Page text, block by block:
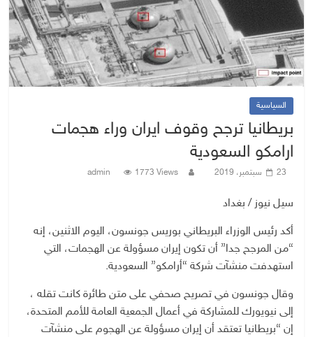
السياسية
بريطانيا ترجح وقوف ايران وراء هجمات
ارامكو السعودية
23 سبتمبر، 2019 admin 1773 Views
سيل نيوز / بغداد
أكد رئيس الوزراء البريطاني بوريس جونسون، اليوم الاثنين، إنه
“من المرجح جدا” أن تكون إيران مسؤولة عن الهجمات، التي
استهدفت منشآت شركة “أرامكو” السعودية.
وقال جونسون في تصريح صحفي على متن طائرة كانت تقله ،
إلى نيويورك للمشاركة في أعمال الجمعية العامة للأمم المتحدة،
إن “بريطانيا تعتقد أن إيران مسؤولة عن الهجوم على منشآت